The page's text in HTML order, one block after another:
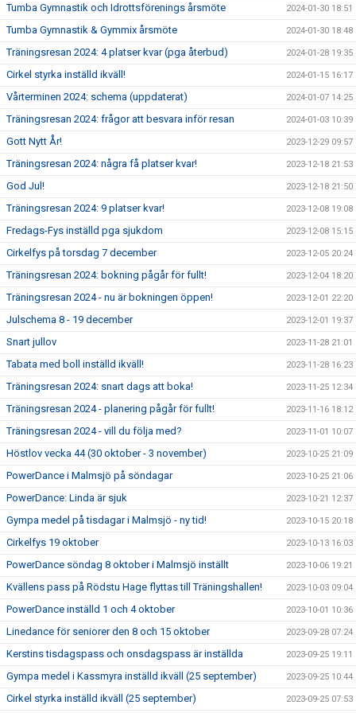
Tumba Gymnastik och Idrottsförenings årsmöte 2024-01-30 18:51
Tumba Gymnastik & Gymmix årsmöte 2024-01-30 18:48
Träningsresan 2024: 4 platser kvar (pga återbud) 2024-01-28 19:35
Cirkel styrka inställd ikväll! 2024-01-15 16:17
Vårterminen 2024: schema (uppdaterat) 2024-01-07 14:25
Träningsresan 2024: frågor att besvara inför resan 2024-01-03 10:39
Gott Nytt År! 2023-12-29 09:57
Träningsresan 2024: några få platser kvar! 2023-12-18 21:53
God Jul! 2023-12-18 21:50
Träningsresan 2024: 9 platser kvar! 2023-12-08 19:08
Fredags-Fys inställd pga sjukdom 2023-12-08 15:15
Cirkelfys på torsdag 7 december 2023-12-05 20:24
Träningsresan 2024: bokning pågår för fullt! 2023-12-04 18:20
Träningsresan 2024 - nu är bokningen öppen! 2023-12-01 22:20
Julschema 8 - 19 december 2023-12-01 19:37
Snart jullov 2023-11-28 21:01
Tabata med boll inställd ikväll! 2023-11-28 16:23
Träningsresan 2024: snart dags att boka! 2023-11-25 12:34
Träningsresan 2024 - planering pågår för fullt! 2023-11-16 18:12
Träningsresan 2024 - vill du följa med? 2023-11-01 10:07
Höstlov vecka 44 (30 oktober - 3 november) 2023-10-25 21:09
PowerDance i Malmsjö på söndagar 2023-10-25 21:06
PowerDance: Linda är sjuk 2023-10-21 12:37
Gympa medel på tisdagar i Malmsjö - ny tid! 2023-10-15 20:18
Cirkelfys 19 oktober 2023-10-13 16:03
PowerDance söndag 8 oktober i Malmsjö inställt 2023-10-06 19:21
Kvällens pass på Rödstu Hage flyttas till Träningshallen! 2023-10-03 09:04
PowerDance inställd 1 och 4 oktober 2023-10-01 10:36
Linedance för seniorer den 8 och 15 oktober 2023-09-28 07:24
Kerstins tisdagspass och onsdagspass är inställda 2023-09-25 19:11
Gympa medel i Kassmyra inställd ikväll (25 september) 2023-09-25 10:44
Cirkel styrka inställd ikväll (25 september) 2023-09-25 07:53